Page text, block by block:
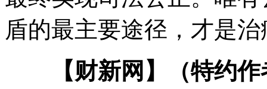
盾的最主要途径，才是
【财新网】（特约